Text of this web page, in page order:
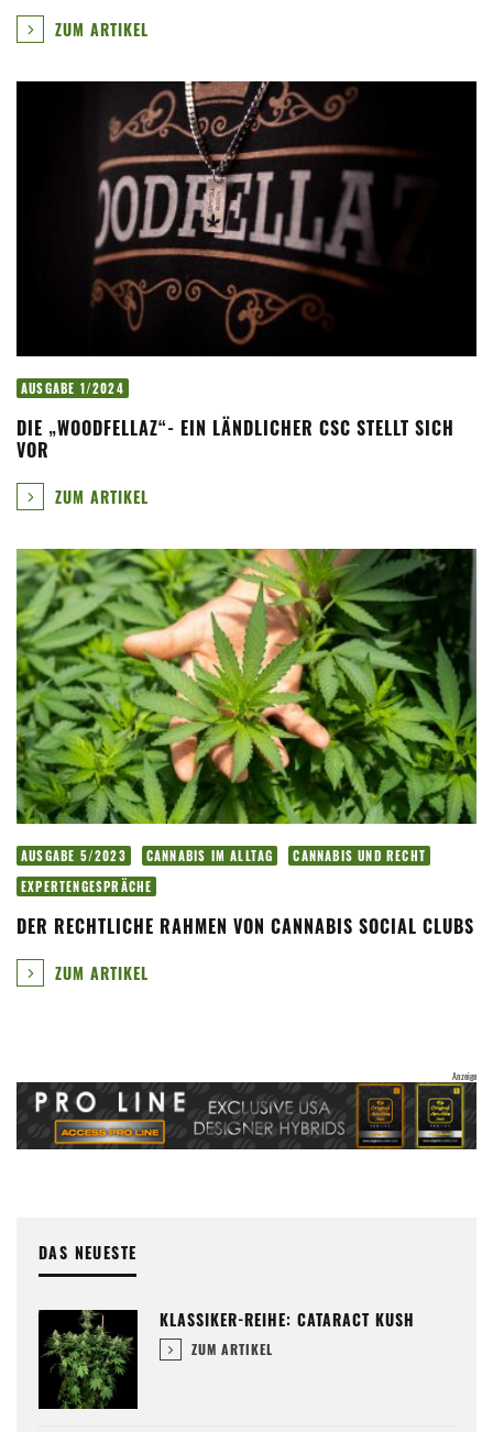
ZUM ARTIKEL
AUSGABE 1/2024
DIE „WOODFELLAZ“- EIN LÄNDLICHER CSC STELLT SICH
VOR
ZUM ARTIKEL
AUSGABE 5/2023 CANNABIS IM ALLTAG
CANNABIS UND RECHT
EXPERTENGESPRÄCHE
DER RECHTLICHE RAHMEN VON CANNABIS SOCIAL CLUBS
ZUM ARTIKEL
DAS NEUESTE
KLASSIKER-REIHE: CATARACT KUSH
ZUM ARTIKEL